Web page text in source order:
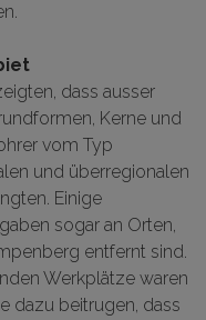
dass ausser
Kerne und
vom Typ
und überregionalen
Einige
sogar an Orten,
entfernt sind.
Werkplätze waren
dazu beitrugen, dass